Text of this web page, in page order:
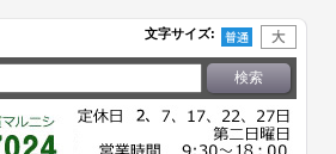
文字サイズ: